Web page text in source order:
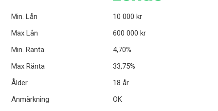
Min. Lån
10 000 kr
Max Lån
600 000 kr
Min. Ränta
4,70%
Max Ränta
33,75%
Ålder
18 år
Anmärkning
OK